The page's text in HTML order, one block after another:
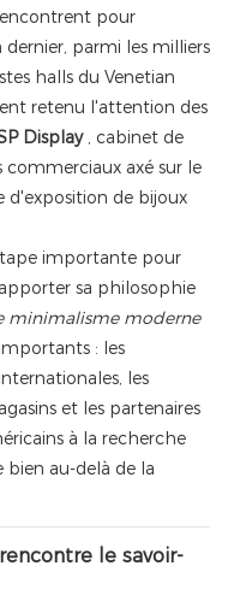
pour
parmi les milliers
halls du Venetian
retenu l'attention des
Display, cabinet de
axé sur le
d'exposition de bijoux
importante pour
sa philosophie
minimalisme moderne
: les
les
et les partenaires
à la recherche
bien au-delà de la
le savoir-